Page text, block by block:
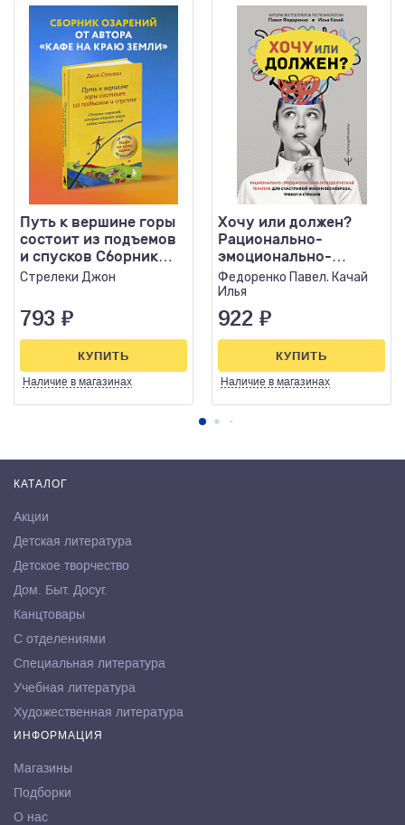
Путь к вершине горы
состоит из подъемов
и спусков Сборник
озарений, которые..
Стрелеки Джон
793 ₽
Наличие в магазинах
КУПИТЬ
Хочу или должен?
Рационально-
эмоционально-
поведенческая
терапия для
счастливой..
Федоренко Павел. Качай
Илья
922 ₽
Наличие в магазинах
КУПИТЬ
КАТАЛОГ
Акции
Детская литература
Детское творчество
Дом. Быт. Досуг.
Канцтовары
С отделениями
Специальная литература
Учебная литература
Художественная литература
ИНФОРМАЦИЯ
Магазины
Подборки
О нас